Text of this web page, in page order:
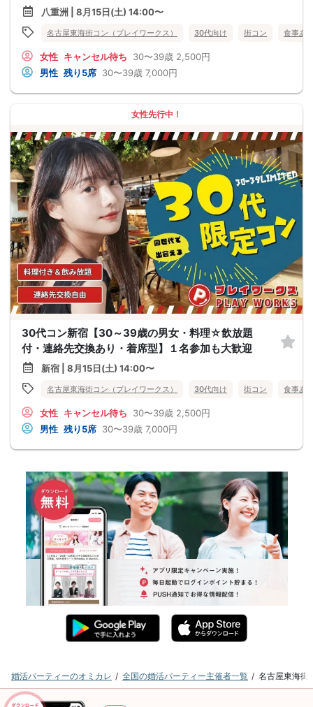
八重洲 | 8月15日(土) 14:00〜
名古屋東海街コン（プレイワークス） 30代向け 街コン 食事あ
女性 キャンセル待ち 30〜39歳 2,500円
男性 残り5席 30〜39歳 7,000円
女性先行中！
30代コン新宿【30～39歳の男女・料理☆飲放題
付・連絡先交換あり・着席型】１名参加も大歓迎
新宿 | 8月15日(土) 14:00〜
名古屋東海街コン（プレイワークス） 30代向け 街コン 食事あ
女性 キャンセル待ち 30〜39歳 2,500円
男性 残り5席 30〜39歳 7,000円
婚活パーティーのオミカレ 全国の婚活パーティー主催者一覧 名古屋東海街